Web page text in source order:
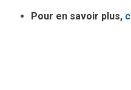
Pour en savoir plus,